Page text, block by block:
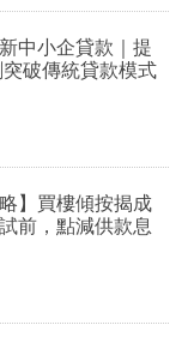
中小企貸款｜提
破傳統貸款模式
】買樓傾按揭成
前，點減供款息